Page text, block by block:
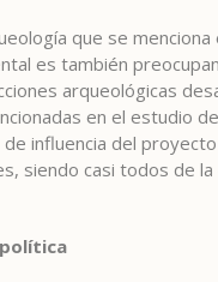
que se
es también
arqueológicas
en el estudio
influencia del
siendo casi todos de la